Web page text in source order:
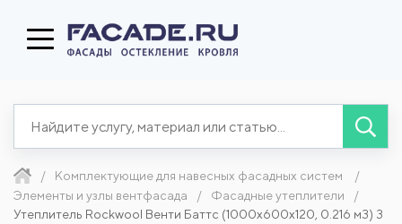
Комплектующие для навесных фасадных систем
Элементы и узлы вентфасада
Фасадные утеплители
Утеплитель Rockwool Венти Баттс (1000x600x120, 0.216 м3) 3